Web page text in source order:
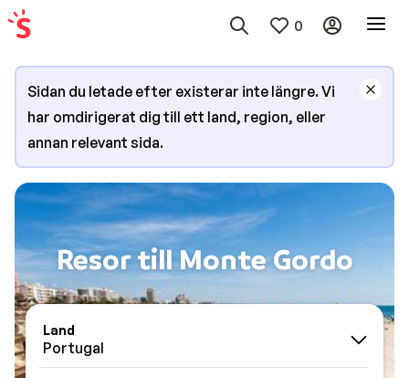
0
Sidan du letade efter existerar inte längre. Vi
har omdirigerat dig till ett land, region, eller
annan relevant sida.
Resor till Monte Gordo
Land
Portugal